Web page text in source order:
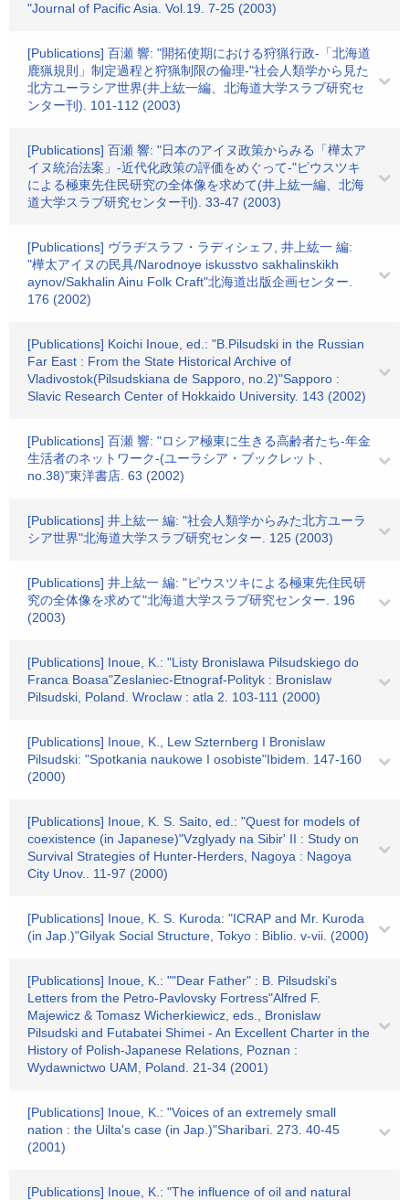
"Journal of Pacific Asia. Vol.19. 7-25 (2003)
[Publications] 百瀬 響: "開拓使期における狩猟行政-「北海道
鹿猟規則」制定過程と狩猟制限の倫理-"社会人類学から見た
北方ユーラシア世界(井上紘一編、北海道大学スラブ研究セ
ンター刊). 101-112 (2003)
[Publications] 百瀬 響: "日本のアイヌ政策からみる「樺太ア
イヌ統治法案」-近代化政策の評価をめぐって-"ピウスツキ
による極東先住民研究の全体像を求めて(井上紘一編、北海
道大学スラブ研究センター刊). 33-47 (2003)
[Publications] ヴラヂスラフ・ラディシェフ, 井上紘一 編:
"樺太アイヌの民具/Narodnoye iskusstvo sakhalinskikh
aynov/Sakhalin Ainu Folk Craft"北海道出版企画センター.
176 (2002)
[Publications] Koichi Inoue, ed.: "B.Pilsudski in the Russian
Far East : From the State Historical Archive of
Vladivostok(Pilsudskiana de Sapporo, no.2)"Sapporo :
Slavic Research Center of Hokkaido University. 143 (2002)
[Publications] 百瀬 響: "ロシア極東に生きる高齢者たち-年金
生活者のネットワーク-(ユーラシア・ブックレット、
no.38)"東洋書店. 63 (2002)
[Publications] 井上紘一 編: "社会人類学からみた北方ユーラ
シア世界"北海道大学スラブ研究センター. 125 (2003)
[Publications] 井上紘一 編: "ピウスツキによる極東先住民研
究の全体像を求めて"北海道大学スラブ研究センター. 196
(2003)
[Publications] Inoue, K.: "Listy Bronislawa Pilsudskiego do
Franca Boasa"Zeslaniec-Etnograf-Polityk : Bronislaw
Pilsudski, Poland. Wroclaw : atla 2. 103-111 (2000)
[Publications] Inoue, K., Lew Szternberg I Bronislaw
Pilsudski: "Spotkania naukowe I osobiste"Ibidem. 147-160
(2000)
[Publications] Inoue, K. S. Saito, ed.: "Quest for models of
coexistence (in Japanese)"Vzglyady na Sibir' II : Study on
Survival Strategies of Hunter-Herders, Nagoya : Nagoya
City Unov.. 11-97 (2000)
[Publications] Inoue, K. S. Kuroda: "ICRAP and Mr. Kuroda
(in Jap.)"Gilyak Social Structure, Tokyo : Biblio. v-vii. (2000)
[Publications] Inoue, K.: ""Dear Father" : B. Pilsudski's
Letters from the Petro-Pavlovsky Fortress"Alfred F.
Majewicz & Tomasz Wicherkiewicz, eds., Bronislaw
Pilsudski and Futabatei Shimei - An Excellent Charter in the
History of Polish-Japanese Relations, Poznan :
Wydawnictwo UAM, Poland. 21-34 (2001)
[Publications] Inoue, K.: "Voices of an extremely small
nation : the Uilta's case (in Jap.)"Sharibari. 273. 40-45
(2001)
[Publications] Inoue, K.: "The influence of oil and natural